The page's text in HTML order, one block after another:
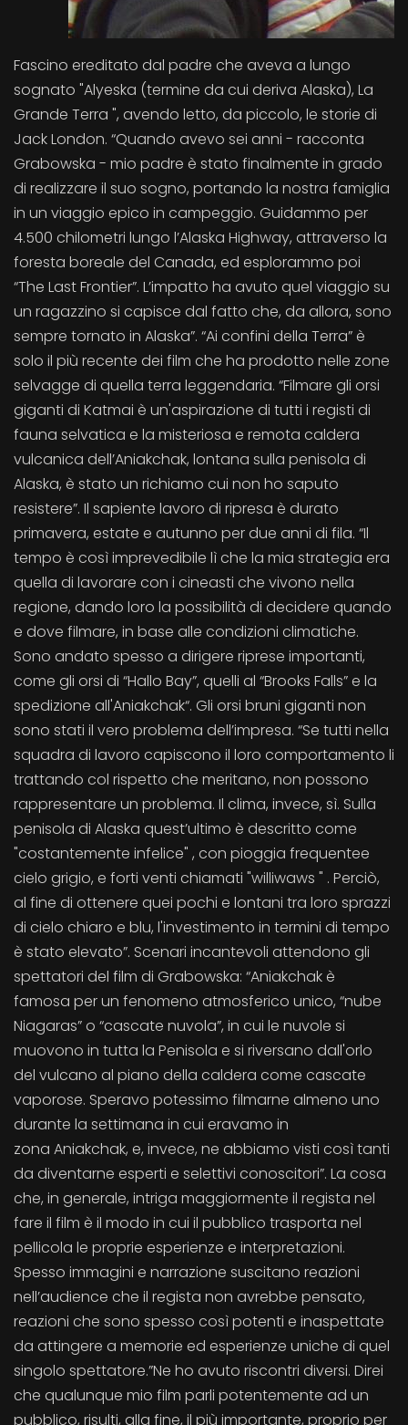
Fascino ereditato dal padre che aveva a lungo
sognato "Alyeska (termine da cui deriva Alaska), La
Grande Terra ", avendo letto, da piccolo, le storie di
Jack London. “Quando avevo sei anni - racconta
Grabowska - mio padre è stato finalmente in grado
di realizzare il suo sogno, portando la nostra famiglia
in un viaggio epico in campeggio. Guidammo per
4.500 chilometri lungo l’Alaska Highway, attraverso la
foresta boreale del Canada, ed esplorammo poi
“The Last Frontier”. L’impatto ha avuto quel viaggio su
un ragazzino si capisce dal fatto che, da allora, sono
sempre tornato in Alaska”. “Ai confini della Terra” è
solo il più recente dei film che ha prodotto nelle zone
selvagge di quella terra leggendaria. “Filmare gli orsi
giganti di Katmai è un'aspirazione di tutti i registi di
fauna selvatica e la misteriosa e remota caldera
vulcanica dell’Aniakchak, lontana sulla penisola di
Alaska, è stato un richiamo cui non ho saputo
resistere”. Il sapiente lavoro di ripresa è durato
primavera, estate e autunno per due anni di fila. “Il
tempo è così imprevedibile lì che la mia strategia era
quella di lavorare con i cineasti che vivono nella
regione, dando loro la possibilità di decidere quando
e dove filmare, in base alle condizioni climatiche.
Sono andato spesso a dirigere riprese importanti,
come gli orsi di “Hallo Bay”, quelli al “Brooks Falls” e la
spedizione all'Aniakchak“. Gli orsi bruni giganti non
sono stati il vero problema dell’impresa. “Se tutti nella
squadra di lavoro capiscono il loro comportamento li
trattando col rispetto che meritano, non possono
rappresentare un problema. Il clima, invece, sì. Sulla
penisola di Alaska quest’ultimo è descritto come
"costantemente infelice" , con pioggia frequentee
cielo grigio, e forti venti chiamati "williwaws " . Perciò,
al fine di ottenere quei pochi e lontani tra loro sprazzi
di cielo chiaro e blu, l'investimento in termini di tempo
è stato elevato”. Scenari incantevoli attendono gli
spettatori del film di Grabowska: “Aniakchak è
famosa per un fenomeno atmosferico unico, “nube
Niagaras” o “cascate nuvola”, in cui le nuvole si
muovono in tutta la Penisola e si riversano dall'orlo
del vulcano al piano della caldera come cascate
vaporose. Speravo potessimo filmarne almeno uno
durante la settimana in cui eravamo in
zona Aniakchak, e, invece, ne abbiamo visti così tanti
da diventarne esperti e selettivi conoscitori”. La cosa
che, in generale, intriga maggiormente il regista nel
fare il film è il modo in cui il pubblico trasporta nel
pellicola le proprie esperienze e interpretazioni.
Spesso immagini e narrazione suscitano reazioni
nell’audience che il regista non avrebbe pensato,
reazioni che sono spesso così potenti e inaspettate
da attingere a memorie ed esperienze uniche di quel
singolo spettatore.”Ne ho avuto riscontri diversi. Direi
che qualunque mio film parli potentemente ad un
pubblico, risulti, alla fine, il più importante, proprio per